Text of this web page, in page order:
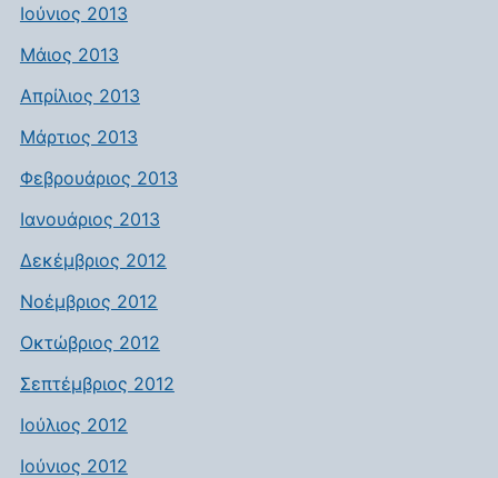
Ιούνιος 2013
Μάιος 2013
Απρίλιος 2013
Μάρτιος 2013
Φεβρουάριος 2013
Ιανουάριος 2013
Δεκέμβριος 2012
Νοέμβριος 2012
Οκτώβριος 2012
Σεπτέμβριος 2012
Ιούλιος 2012
Ιούνιος 2012